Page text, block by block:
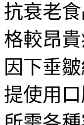
抗衰老
格較昂
因下垂
提使用